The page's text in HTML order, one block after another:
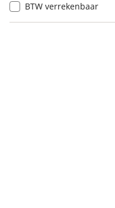
BTW verrekenbaar